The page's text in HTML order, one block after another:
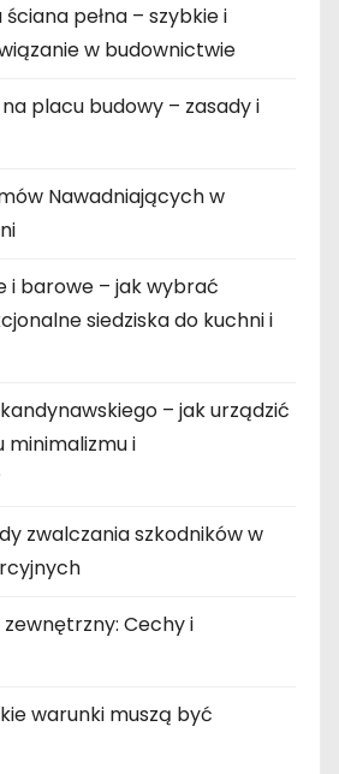
pełna – szybkie i
w budownictwie
placu budowy – zasady i
Nawadniających w
i barowe – jak wybrać
siedziska do kuchni i
– jak urządzić
minimalizmu i
zwalczania szkodników w
Cechy i
warunki muszą być